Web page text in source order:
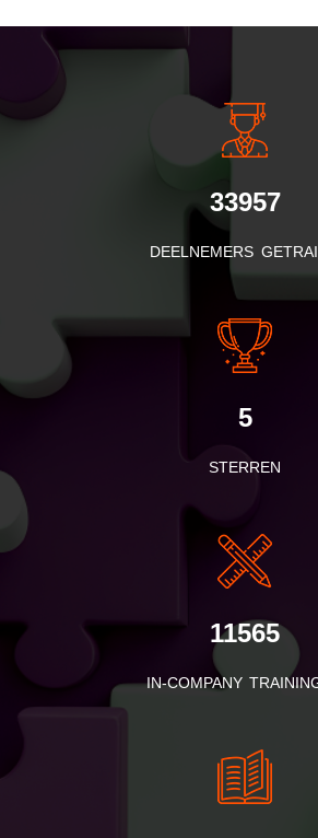
INSIDE
33957
DEELNEMERS
5
STERREN
11565
IN-COMPANY